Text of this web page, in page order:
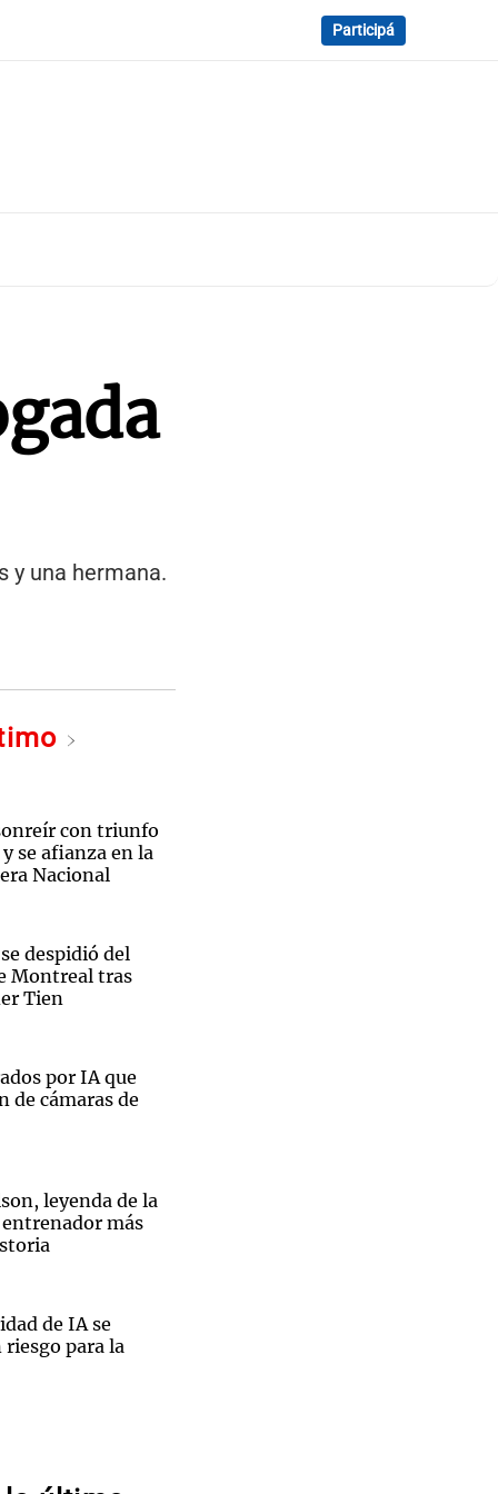
Participá
y una hermana.
con triunfo
se afianza en la
Nacional
despidió del
Montreal tras
Tien
por IA que
de cámaras de
leyenda de la
más
de IA se
para la